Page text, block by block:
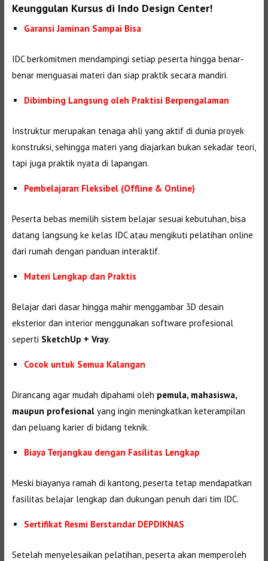
Keunggulan Kursus di Indo Design Center!
Garansi Jaminan Sampai Bisa
IDC berkomitmen mendampingi setiap peserta hingga benar-
benar menguasai materi dan siap praktik secara mandiri.
Dibimbing Langsung oleh Praktisi Berpengalaman
Instruktur merupakan tenaga ahli yang aktif di dunia proyek
konstruksi, sehingga materi yang diajarkan bukan sekadar teori,
tapi juga praktik nyata di lapangan.
Pembelajaran Fleksibel (Offline & Online)
Peserta bebas memilih sistem belajar sesuai kebutuhan, bisa
datang langsung ke kelas IDC atau mengikuti pelatihan online
dari rumah dengan panduan interaktif.
Materi Lengkap dan Praktis
Belajar dari dasar hingga mahir menggambar 3D desain
eksterior dan interior menggunakan software profesional
seperti SketchUp + Vray.
Cocok untuk Semua Kalangan
Dirancang agar mudah dipahami oleh pemula, mahasiswa,
maupun profesionalyang ingin meningkatkan keterampilan
dan peluang karier di bidang teknik.
Biaya Terjangkau dengan Fasilitas Lengkap
Meski biayanya ramah di kantong, peserta tetap mendapatkan
fasilitas belajar lengkap dan dukungan penuh dari tim IDC.
Sertifikat Resmi Berstandar DEPDIKNAS
Setelah menyelesaikan pelatihan, peserta akan memperoleh